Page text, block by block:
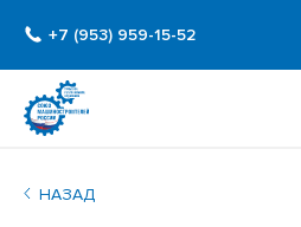
+7 (953) 959-15-52
НАЗАД